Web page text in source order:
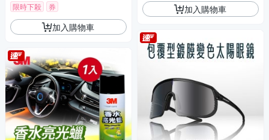
限時下殺
券
加入購物車
加入購物車